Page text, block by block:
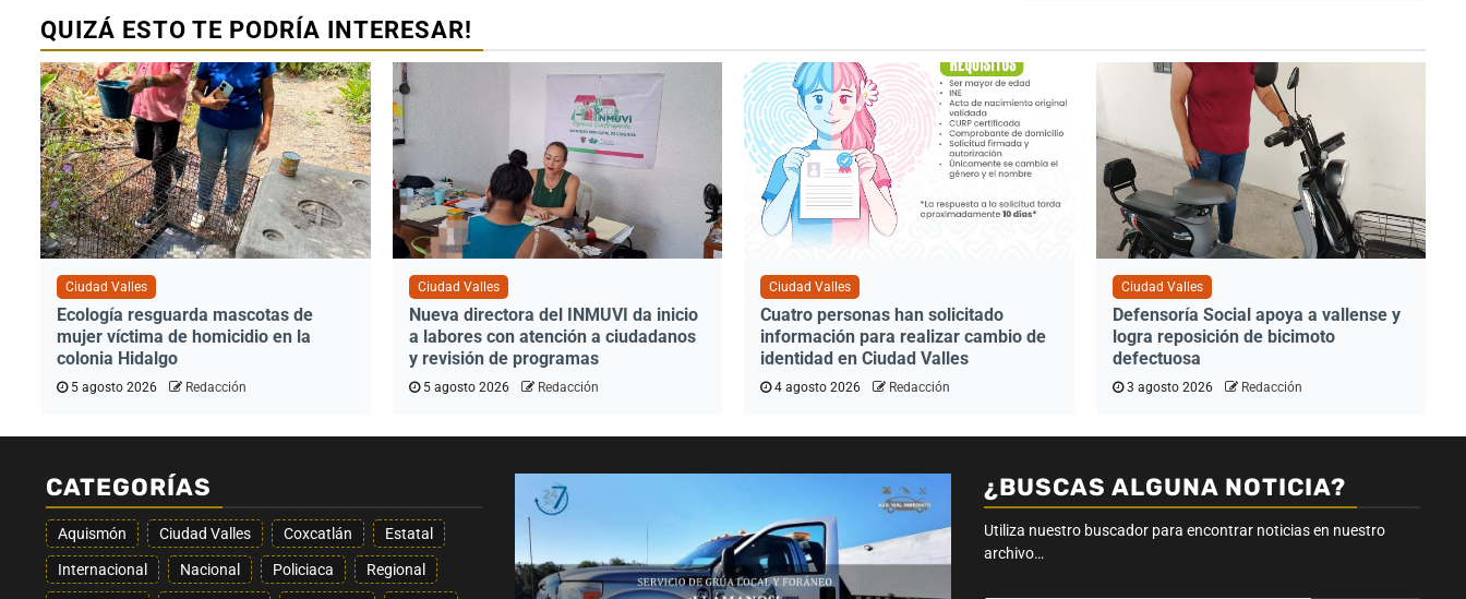
QUIZÁ ESTO TE PODRÍA INTERESAR!
Ciudad Valles
Ecología resguarda mascotas de
mujer víctima de homicidio en la
colonia Hidalgo
5 agosto 2026 Redacción
Ciudad Valles
Nueva directora del INMUVI da inicio
a labores con atención a ciudadanos
y revisión de programas
5 agosto 2026 Redacción
Ciudad Valles
Cuatro personas han solicitado
información para realizar cambio de
identidad en Ciudad Valles
4 agosto 2026 Redacción
Ciudad Valles
Defensoría Social apoya a vallense y
logra reposición de bicimoto
defectuosa
3 agosto 2026 Redacción
CATEGORÍAS
Aquismón Ciudad Valles Coxcatlán Estatal
Internacional Nacional Policiaca Regional
¿BUSCAS ALGUNA NOTICIA?
Utiliza nuestro buscador para encontrar noticias en nuestro
archivo…